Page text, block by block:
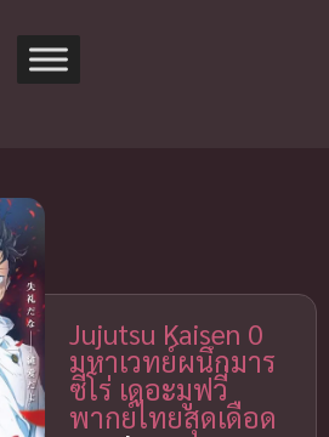
Jujutsu Kaisen 0
มหาเวทย์ผนึกมาร
ซีโร่ เดอะมูฟวี่
พากย์ไทยสุดเดือด